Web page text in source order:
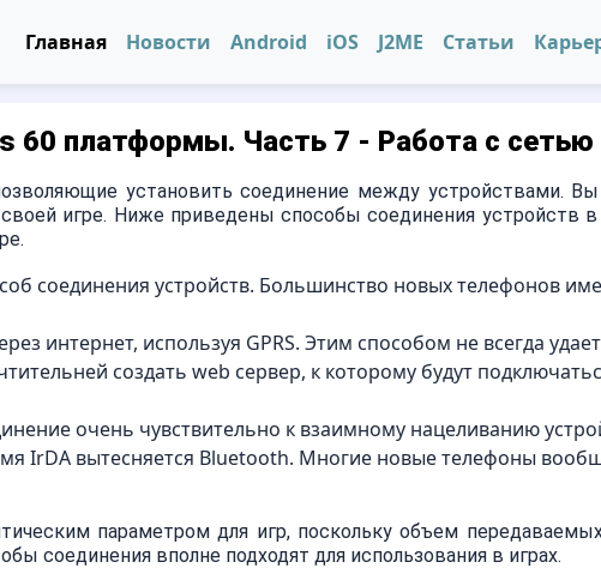
Главная Новости Android iOS J2ME Статьи
60 платформы. Часть 7 - Работа с сетью
установить соединение между устройствами.
игре. Ниже приведены способы соединения устройств
соединения устройств. Большинство новых телефонов
интернет, используя GPRS. Этим способом не всегда
создать web сервер, к которому будут
очень чувствительно к взаимному нацеливанию
IrDA вытесняется Bluetooth. Многие новые телефоны
параметром для игр, поскольку объем
соединения вполне подходят для использования в играх.